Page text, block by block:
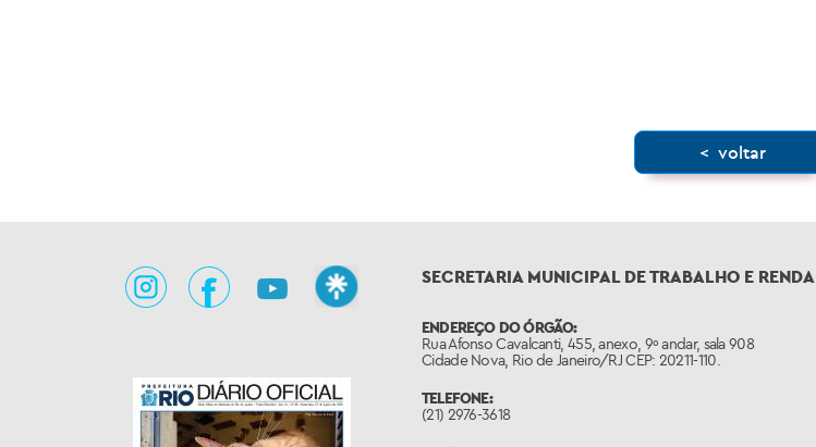
< voltar
SECRETARIA MUNICIPAL DE TRABALHO E RENDA
ENDEREÇO DO ÓRGÃO:
Rua Afonso Cavalcanti, 455, anexo, 9º andar, sala 908
Cidade Nova, Rio de Janeiro/RJ CEP: 20211-110.
TELEFONE:
(21) 2976-3618